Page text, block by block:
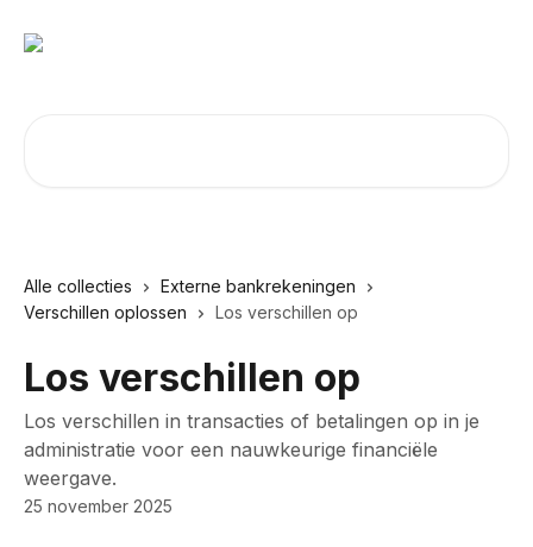
Alle collecties
Externe bankrekeningen
Verschillen oplossen
Los verschillen op
Los verschillen op
Los verschillen in transacties of betalingen op in je
administratie voor een nauwkeurige financiële
weergave.
25 november 2025